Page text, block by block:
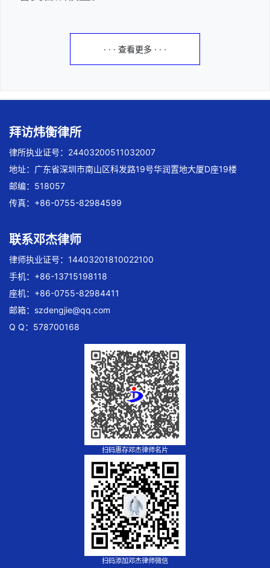
· · · 查看更多 · · ·
拜访炜衡律所
律所执业证号：24403200511032007
地址：广东省深圳市南山区科发路19号华润置地大厦D座19楼
邮编：518057
传真：+86-0755-82984599
联系邓杰律师
律师执业证号：14403201810022100
手机：+86-13715198118
座机：+86-0755-82984411
邮箱： szdengjie@qq.com
Q Q：578700168
扫码惠存邓杰律师名片
扫码添加邓杰律师微信